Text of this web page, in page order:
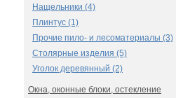
Нащельники (4)
Плинтус (1)
Прочие пило- и лесоматериалы (3)
Столярные изделия (5)
Уголок деревянный (2)
Окна, оконные блоки, остекление